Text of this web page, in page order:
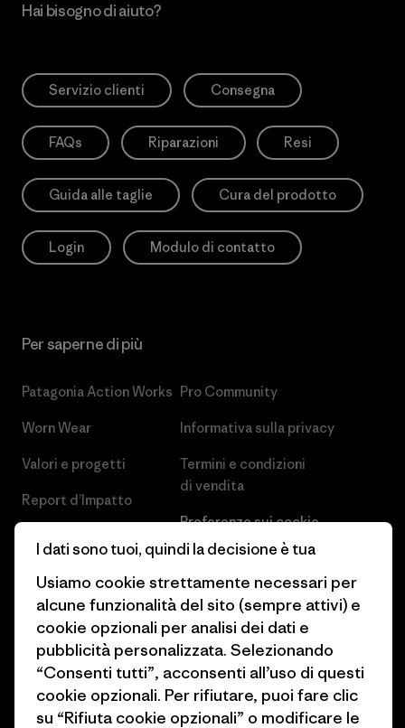
Hai bisogno di aiuto?
Servizio clienti Consegna
FAQs Riparazioni Resi
Guida alle taglie Cura del prodotto
Login Modulo di contatto
Per saperne di più
Patagonia Action Works
Worn Wear
Valori e progetti
Report d’Impatto
Obiettivi climatici
1% For The Planet
Come finanziamo
Buoni regalo
Trova un negozio
Pro Community
Informativa sulla privacy
Termini e condizioni
di vendita
Preferenze sui cookie
Lavora con noi
Stampa e media
Industry program
Programma di affiliazione
Patagonia Italia Mappa del sito
I dati sono tuoi, quindi la decisione è tua
Usiamo cookie strettamente necessari per
alcune funzionalità del sito (sempre attivi) e
cookie opzionali per analisi dei dati e
pubblicità personalizzata. Selezionando
“Consenti tutti”, acconsenti all’uso di questi
cookie opzionali. Per rifiutare, puoi fare clic
su “Rifiuta cookie opzionali” o modificare le